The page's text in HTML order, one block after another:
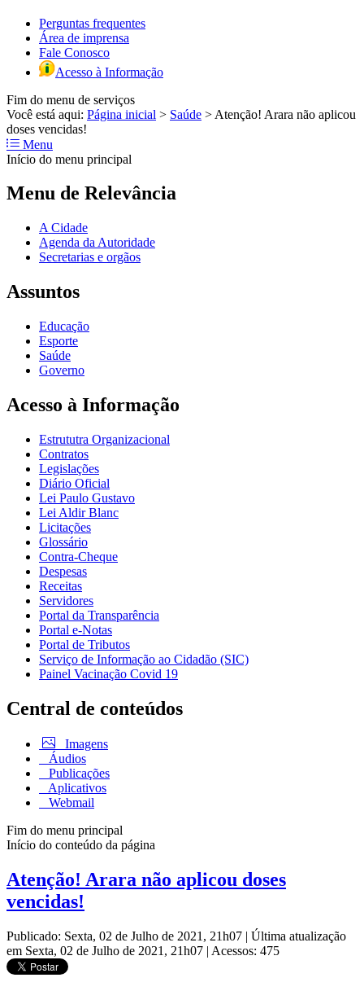
Perguntas frequentes
Área de imprensa
Fale Conosco
Acesso à Informação
Fim do menu de serviços
Você está aqui: Página inicial > Saúde > Atenção! Arara não aplicou
doses vencidas!
Menu
Início do menu principal
Menu de Relevância
A Cidade
Agenda da Autoridade
Secretarias e orgãos
Assuntos
Educação
Esporte
Saúde
Governo
Acesso à Informação
Estrututra Organizacional
Contratos
Legislações
Diário Oficial
Lei Paulo Gustavo
Lei Aldir Blanc
Licitações
Glossário
Contra-Cheque
Despesas
Receitas
Servidores
Portal da Transparência
Portal e-Notas
Portal de Tributos
Serviço de Informação ao Cidadão (SIC)
Painel Vacinação Covid 19
Central de conteúdos
Imagens
Áudios
Publicações
Aplicativos
Webmail
Fim do menu principal
Início do conteúdo da página
Atenção! Arara não aplicou doses
vencidas!
Publicado: Sexta, 02 de Julho de 2021, 21h07 | Última atualização
em Sexta, 02 de Julho de 2021, 21h07 | Acessos: 475